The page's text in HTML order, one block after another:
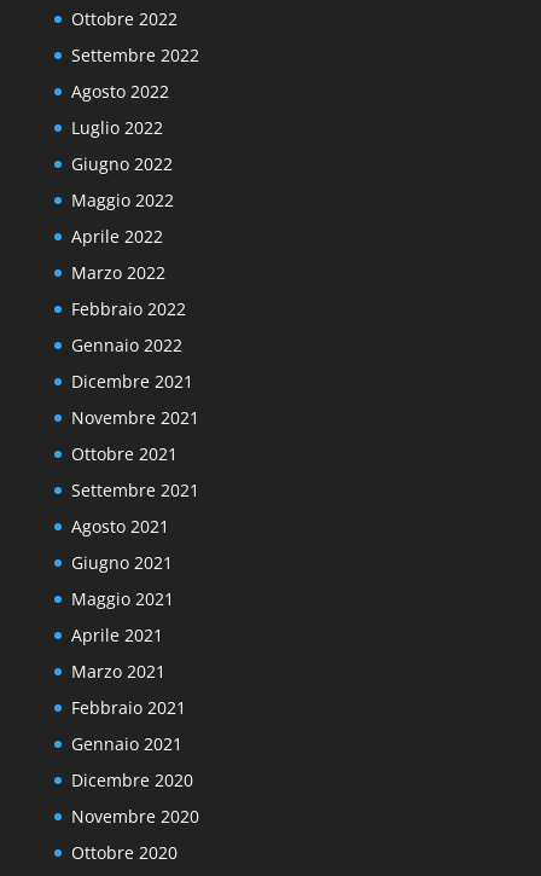
Ottobre 2022
Settembre 2022
Agosto 2022
Luglio 2022
Giugno 2022
Maggio 2022
Aprile 2022
Marzo 2022
Febbraio 2022
Gennaio 2022
Dicembre 2021
Novembre 2021
Ottobre 2021
Settembre 2021
Agosto 2021
Giugno 2021
Maggio 2021
Aprile 2021
Marzo 2021
Febbraio 2021
Gennaio 2021
Dicembre 2020
Novembre 2020
Ottobre 2020